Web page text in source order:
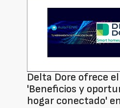
Delta Dore ofrece
'Beneficios y
hogar conectado'